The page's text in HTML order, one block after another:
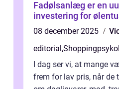
Fadølsanlæg er en
investering for
08 december 2025
editorial ,
I dag ser vi, at mange
frem for lav pris, når